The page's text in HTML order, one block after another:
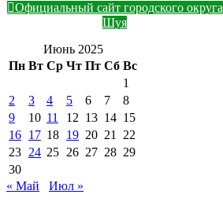
Официальный сайт городского округа
Шуя
Июнь 2025
Пн Вт Ср Чт Пт Сб Вс
1
2
3 4 5 6 7
8
9
10 11 12 13 14 15
16 17 18 19 20 21
22
23 24 25 26 27 28 29
30
« Май
Июл »